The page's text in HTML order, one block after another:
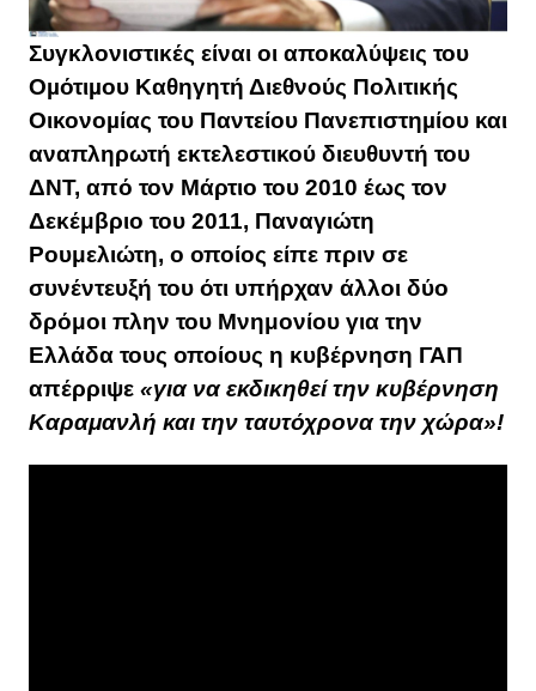
Συγκλονιστικές είναι οι αποκαλύψεις του
Oµότιµου Kαθηγητή Διεθνούς Πολιτικής
Οικονοµίας του Παντείου Πανεπιστηµίου και
αναπληρωτή εκτελεστικού διευθυντή του
ΔΝΤ, από τον Μάρτιο του 2010 έως τον
Δεκέμβριο του 2011, Παναγιώτη
Ρουμελιώτη, ο οποίος είπε πριν σε
συνέντευξή του ότι υπήρχαν άλλοι δύο
δρόμοι πλην του Μνημονίου για την
Ελλάδα τους οποίους η κυβέρνηση ΓΑΠ
απέρριψε «για να εκδικηθεί την κυβέρνηση
Καραμανλή και την ταυτόχρονα την χώρα»!